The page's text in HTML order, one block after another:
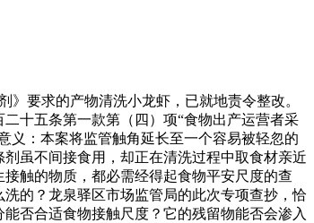
要求的产物清洗小龙虾，已就地责令整改。
十五条第一款第（四）项“食物出产运营者采
义：本案将监管触角延长至一个容易被轻忽的
虽不间接食用，却正在清洗过程中取食材亲近
触的物质，都必需经得起食物平安尺度的查
的？龙泉驿区市场监管局的此次专项查抄，恰
否合适食物接触尺度？它的残留物能否会渗入